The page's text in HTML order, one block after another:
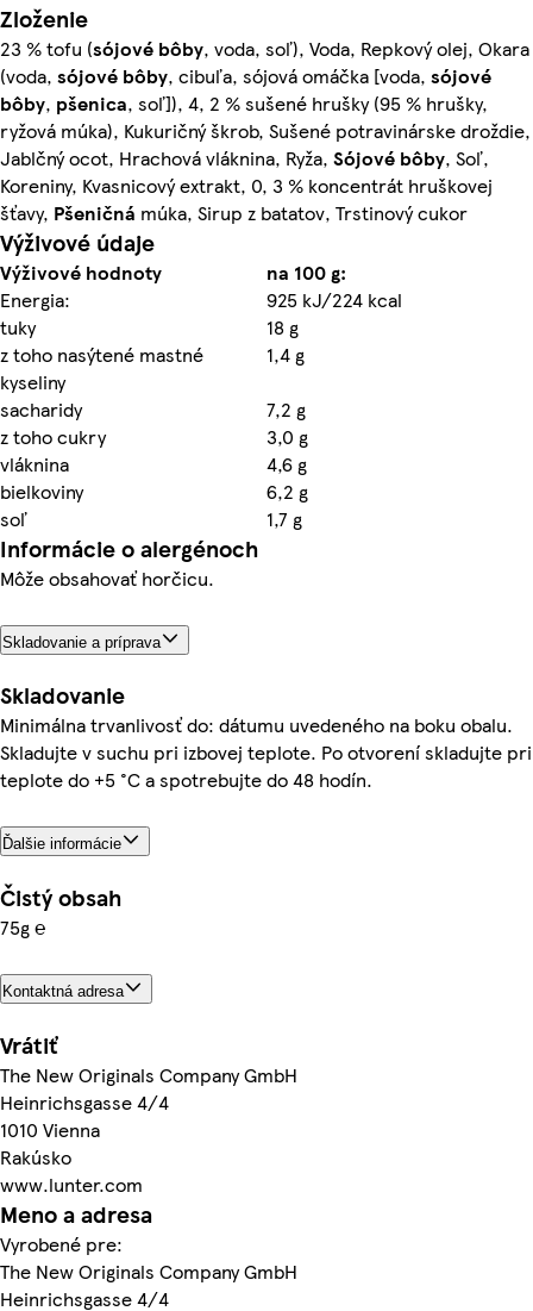
Zloženie
23 % tofu (sójové bôby, voda, soľ), Voda, Repkový olej, Okara
(voda, sójové bôby, cibuľa, sójová omáčka [voda, sójové
bôby, pšenica, soľ]), 4, 2 % sušené hrušky (95 % hrušky,
ryžová múka), Kukuričný škrob, Sušené potravinárske droždie,
Jablčný ocot, Hrachová vláknina, Ryža, Sójové bôby, Soľ,
Koreniny, Kvasnicový extrakt, 0, 3 % koncentrát hruškovej
šťavy, Pšeničná múka, Sirup z batatov, Trstinový cukor
Výživové údaje
Výživové hodnoty
na 100 g:
Energia:
925 kJ/224 kcal
tuky
18 g
z toho nasýtené mastné
kyseliny
1,4 g
sacharidy
7,2 g
z toho cukry
3,0 g
vláknina
4,6 g
bielkoviny
6,2 g
soľ
1,7 g
Informácie o alergénoch
Môže obsahovať horčicu.
Skladovanie a príprava
Skladovanie
Minimálna trvanlivosť do: dátumu uvedeného na boku obalu.
Skladujte v suchu pri izbovej teplote. Po otvorení skladujte pri
teplote do +5 °C a spotrebujte do 48 hodín.
Ďalšie informácie
Čistý obsah
75g ℮
Kontaktná adresa
Vrátiť
The New Originals Company GmbH
Heinrichsgasse 4/4
1010 Vienna
Rakúsko
www.lunter.com
Meno a adresa
Vyrobené pre:
The New Originals Company GmbH
Heinrichsgasse 4/4